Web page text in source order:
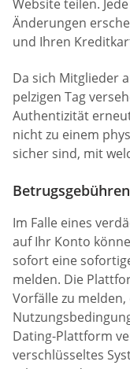
Website teilen.
Änderungen
und Ihren
Da sich Mitglieder
pelzigen Tag
Authentizität
nicht zu einem
sicher sind, mit
Betrugsgebühren
Im Falle eines
auf Ihr Konto
sofort eine
melden. Die
Vorfälle zu
Dating-Plattform
verschlüsseltes